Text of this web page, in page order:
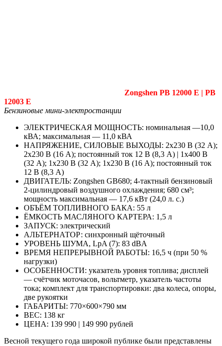
Zongshen PB 12000 E | PB
12003 E
Бензиновые мини-электростанции
ЭЛЕКТРИЧЕСКАЯ МОЩНОСТЬ: номиналь­ная —10,0
кВА; максимальная — 11,0 кВА
НАПРЯЖЕНИЕ, СИЛОВЫЕ ВЫХОДЫ: 2х230 В (32 А);
2х230 В (16 А); постоянный ток 12 В (8,3 А) | 1х400 В
(32 А); 1х230 В (32 А); 1х230 В (16 А); постоянный ток
12 В (8,3 А)
ДВИГАТЕЛЬ: Zongshen GB680; 4‑тактный бензиновый
2‑цилиндровый воздушного охлаждения; 680 см³;
мощность максималь­ная — 17,6 кВт (24,0 л. с.)
ОБЪЁМ ТОПЛИВНОГО БАКА: 55 л
ЁМКОСТЬ МАСЛЯНОГО КАРТЕРА: 1,5 л
ЗАПУСК: электрический
АЛЬТЕРНАТОР: синхронный щёточный
УРОВЕНЬ ШУМА, LpA (7): 83 dBA
ВРЕМЯ НЕПРЕРЫВНОЙ РАБОТЫ: 16,5 ч (при 50 %
нагрузки)
ОСОБЕННОСТИ: указатель уровня топлива; дисплей
— счётчик моточасов, вольтметр, указатель частоты
тока; комплект для транспортировки: два колеса, опоры,
две рукоятки
ГАБАРИТЫ: 770×600×790 мм
ВЕС: 138 кг
ЦЕНА: 139 990 | 149 990 рублей
Весной текущего года широкой публике были представлены